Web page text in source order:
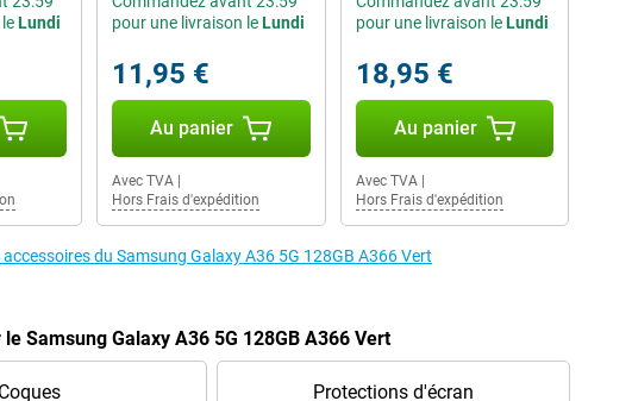
Lundi
pour une livraison leLundi
11,95 €
Au panier
Avec TVA|
Hors Frais d'expédition
pour une livraison leLundi
18,95 €
Au panier
Avec TVA|
Hors Frais d'expédition
du Samsung Galaxy A36 5G 128GB A366 Vert
Samsung Galaxy A36 5G 128GB A366 Vert
Coques Protections d'écran